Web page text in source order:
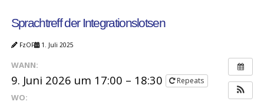
Sprachtreff der Integrationslotsen
FzOF 1. Juli 2025
WANN:
9. Juni 2026 um 17:00 – 18:30 Repeats
WO: